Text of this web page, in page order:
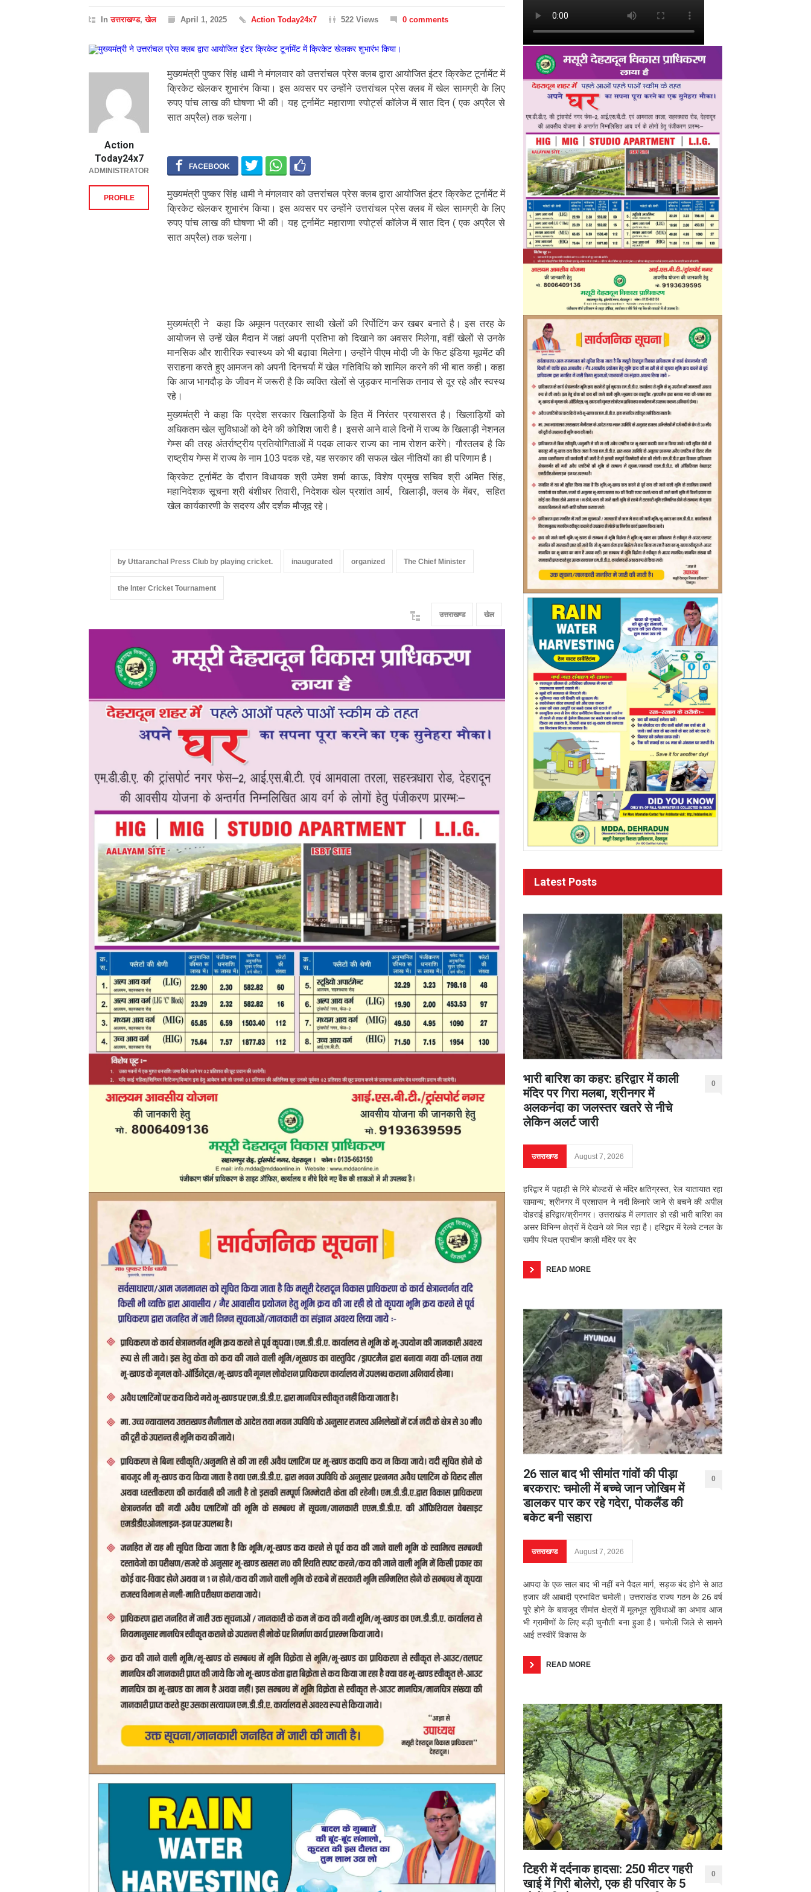
Inउत्तराखण्ड,खेल April 1, 2025 Action Today24x7 522 Views 0 comments
मुख्यमंत्री पुष्कर सिंह धामी ने मंगलवार को उत्तरांचल प्रेस क्लब द्वारा आयोजित इंटर क्रिकेट टूर्नामेंट में
क्रिकेट खेलकर शुभारंभ किया। इस अवसर पर उन्होंने उत्तरांचल प्रेस क्लब में खेल सामग्री के लिए
रुपए पांच लाख की घोषणा भी की। यह टूर्नामेंट महाराणा स्पोर्ट्स कॉलेज में सात दिन ( एक अप्रैल से
सात अप्रैल) तक चलेगा।
मुख्यमंत्री पुष्कर सिंह धामी ने मंगलवार को उत्तरांचल प्रेस क्लब द्वारा आयोजित इंटर क्रिकेट टूर्नामेंट में
क्रिकेट खेलकर शुभारंभ किया। इस अवसर पर उन्होंने उत्तरांचल प्रेस क्लब में खेल सामग्री के लिए
रुपए पांच लाख की घोषणा भी की। यह टूर्नामेंट महाराणा स्पोर्ट्स कॉलेज में सात दिन ( एक अप्रैल से
सात अप्रैल) तक चलेगा।
मुख्यमंत्री ने कहा कि अमूमन पत्रकार साथी खेलों की रिर्पोटिंग कर खबर बनाते है। इस तरह के
आयोजन से उन्हें खेल मैदान में जहां अपनी प्रतिभा को दिखाने का अवसर मिलेगा, वहीं खेलों से उनके
मानसिक और शारीरिक स्वास्थ्य को भी बढ़ावा मिलेगा। उन्होंने पीएम मोदी जी के फिट इंडिया मूवमेंट की
सराहना करते हुए आमजन को अपनी दिनचर्या में खेल गतिविधि को शामिल करने की भी बात कही। कहा
कि आज भागदौड़ के जीवन में जरूरी है कि व्यक्ति खेलों से जुड़कर मानसिक तनाव से दूर रहे और स्वस्थ
रहे।
मुख्यमंत्री ने कहा कि प्रदेश सरकार खिलाड़ियों के हित में निरंतर प्रयासरत है। खिलाड़ियों को
अधिकतम खेल सुविधाओं को देने की कोशिश जारी है। इससे आने वाले दिनों में राज्य के खिलाड़ी नेशनल
गेम्स की तरह अंतर्राष्ट्रीय प्रतियोगिताओं में पदक लाकर राज्य का नाम रोशन करेंगे। गौरतलब है कि
राष्ट्रीय गेम्स में राज्य के नाम 103 पदक रहे, यह सरकार की सफल खेल नीतियों का ही परिणाम है।
क्रिकेट टूर्नामेंट के दौरान विधायक श्री उमेश शर्मा काऊ, विशेष प्रमुख सचिव श्री अमित सिंह,
महानिदेशक सूचना श्री बंशीधर तिवारी, निदेशक खेल प्रशांत आर्य, खिलाड़ी, क्लब के मेंबर, सहित
खेल कार्यकारणी के सदस्य और दर्शक मौजूद रहे।
Action
Today24x7
ADMINISTRATOR
PROFILE
by Uttaranchal Press Club by playing cricket. inaugurated organized The Chief Minister
the Inter Cricket Tournament
उत्तराखण्ड खेल
Latest Posts
भारी बारिश का कहर: हरिद्वार में काली
मंदिर पर गिरा मलबा, श्रीनगर में
अलकनंदा का जलस्तर खतरे से नीचे
लेकिन अलर्ट जारी
0
उत्तराखण्ड August 7, 2026
हरिद्वार में पहाड़ी से गिरे बोल्डरों से मंदिर क्षतिग्रस्त, रेल यातायात रहा
सामान्य; श्रीनगर में प्रशासन ने नदी किनारे जाने से बचने की अपील
दोहराई हरिद्वार/श्रीनगर। उत्तराखंड में लगातार हो रही भारी बारिश का
असर विभिन्न क्षेत्रों में देखने को मिल रहा है। हरिद्वार में रेलवे टनल के
समीप स्थित प्राचीन काली मंदिर पर देर
READ MORE
26 साल बाद भी सीमांत गांवों की पीड़ा
बरकरार: चमोली में बच्चे जान जोखिम में
डालकर पार कर रहे गदेरा, पोकलैंड की
बकेट बनी सहारा
0
उत्तराखण्ड August 7, 2026
आपदा के एक साल बाद भी नहीं बने पैदल मार्ग, सड़क बंद होने से आठ
हजार की आबादी प्रभावित चमोली। उत्तराखंड राज्य गठन के 26 वर्ष
पूरे होने के बावजूद सीमांत क्षेत्रों में मूलभूत सुविधाओं का अभाव आज
भी ग्रामीणों के लिए बड़ी चुनौती बना हुआ है। चमोली जिले से सामने
आई तस्वीरें विकास के
READ MORE
टिहरी में दर्दनाक हादसा: 250 मीटर गहरी
खाई में गिरी बोलेरो, एक ही परिवार के 5
0